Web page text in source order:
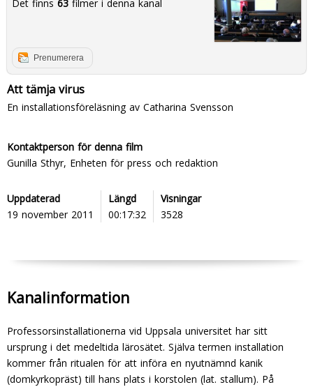
Det finns 63filmer i denna kanal
Prenumerera
Att tämja virus
En installationsföreläsning av Catharina Svensson
Kontaktperson för denna film
Gunilla Sthyr, Enheten för press och redaktion
Uppdaterad
19 november 2011
Längd
00:17:32
Visningar
3528
Kanalinformation
Professorsinstallationerna vid Uppsala universitet har sitt
ursprung i det medeltida lärosätet. Själva ter­men installation
kommer från ritualen för att in­föra en nyutnämnd kanik
(domkyrkopräst) till hans plats i korstolen (lat. stallum). På